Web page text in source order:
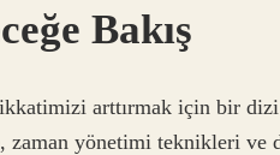
Bakış
arttırmak için bir dizi
zaman yönetimi teknikleri